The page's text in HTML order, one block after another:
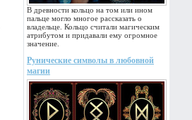
В древности кольцо на том или ином
пальце могло многое рассказать о
владельце. Кольцо считали магическим
атрибутом и придавали ему огромное
значение.
Рунические символы в любовной
магии